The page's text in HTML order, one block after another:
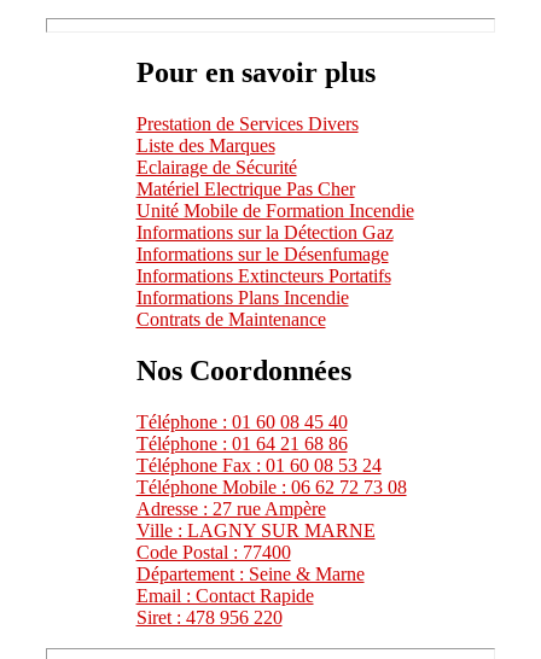
Pour en savoir plus
Prestation de Services Divers
Liste des Marques
Eclairage de Sécurité
Matériel Electrique Pas Cher
Unité Mobile de Formation Incendie
Informations sur la Détection Gaz
Informations sur le Désenfumage
Informations Extincteurs Portatifs
Informations Plans Incendie
Contrats de Maintenance
Nos Coordonnées
Téléphone : 01 60 08 45 40
Téléphone : 01 64 21 68 86
Téléphone Fax : 01 60 08 53 24
Téléphone Mobile : 06 62 72 73 08
Adresse : 27 rue Ampère
Ville : LAGNY SUR MARNE
Code Postal : 77400
Département : Seine & Marne
Email : Contact Rapide
Siret : 478 956 220